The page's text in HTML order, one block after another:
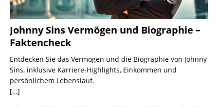
Johnny Sins Vermögen und Biographie –
Faktencheck
Entdecken Sie das Vermögen und die Biographie von Johnny
Sins, inklusive Karriere-Highlights, Einkommen und
persönlichem Lebenslauf.
[…]